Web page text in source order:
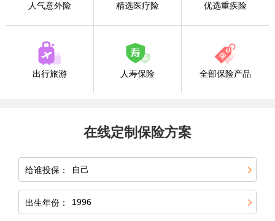
人气意外险 精选医疗险 优选重疾险
出行旅游 人寿保险 全部保险产品
在线定制保险方案
给谁投保：
出生年份：